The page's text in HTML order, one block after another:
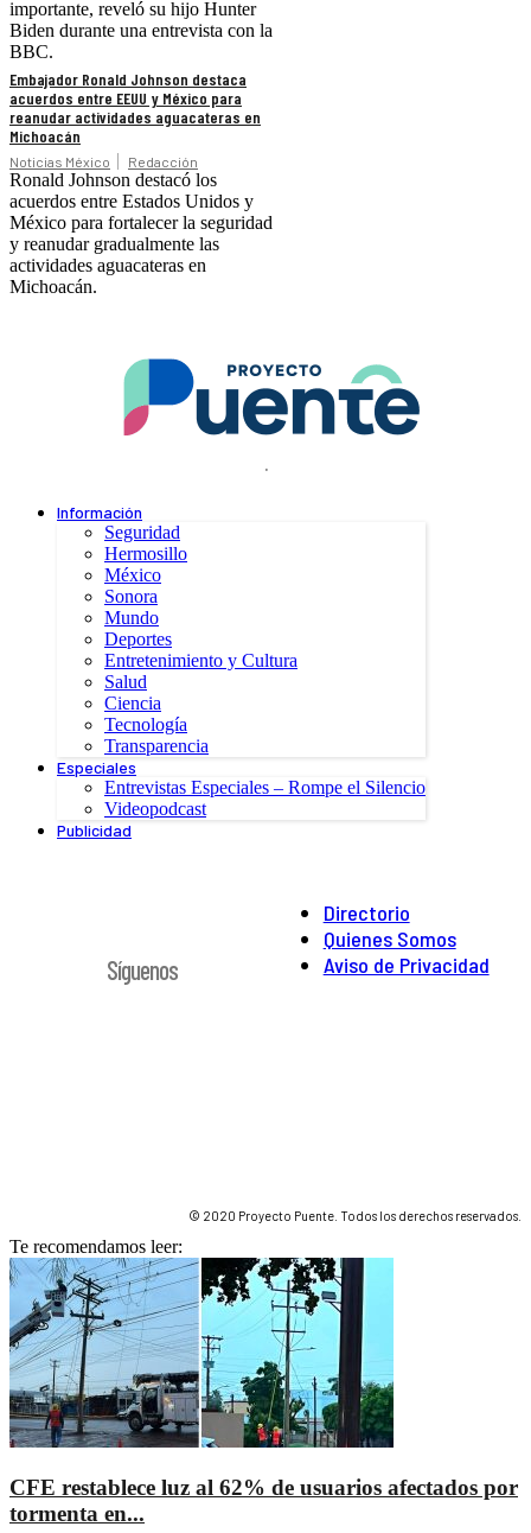
importante, reveló su hijo Hunter
Biden durante una entrevista con la
BBC.
Embajador Ronald Johnson destaca
acuerdos entre EEUU y México para
reanudar actividades aguacateras en
Michoacán
Noticias México Redacción
Ronald Johnson destacó los
acuerdos entre Estados Unidos y
México para fortalecer la seguridad
y reanudar gradualmente las
actividades aguacateras en
Michoacán.
.
Información
Seguridad
Hermosillo
México
Sonora
Mundo
Deportes
Entretenimiento y Cultura
Salud
Ciencia
Tecnología
Transparencia
Especiales
Entrevistas Especiales – Rompe el Silencio
Videopodcast
Publicidad
Directorio
Quienes Somos
Aviso de Privacidad
Síguenos
© 2020 Proyecto Puente. Todos los derechos reservados.
Te recomendamos leer:
CFE restablece luz al 62% de usuarios afectados por
tormenta en...